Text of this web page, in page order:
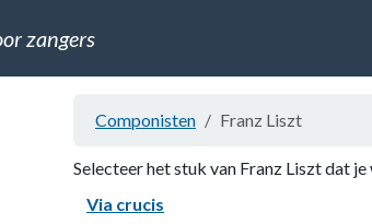
zangers
Componisten Franz Liszt
Selecteer het stuk van Franz Liszt dat
Via crucis